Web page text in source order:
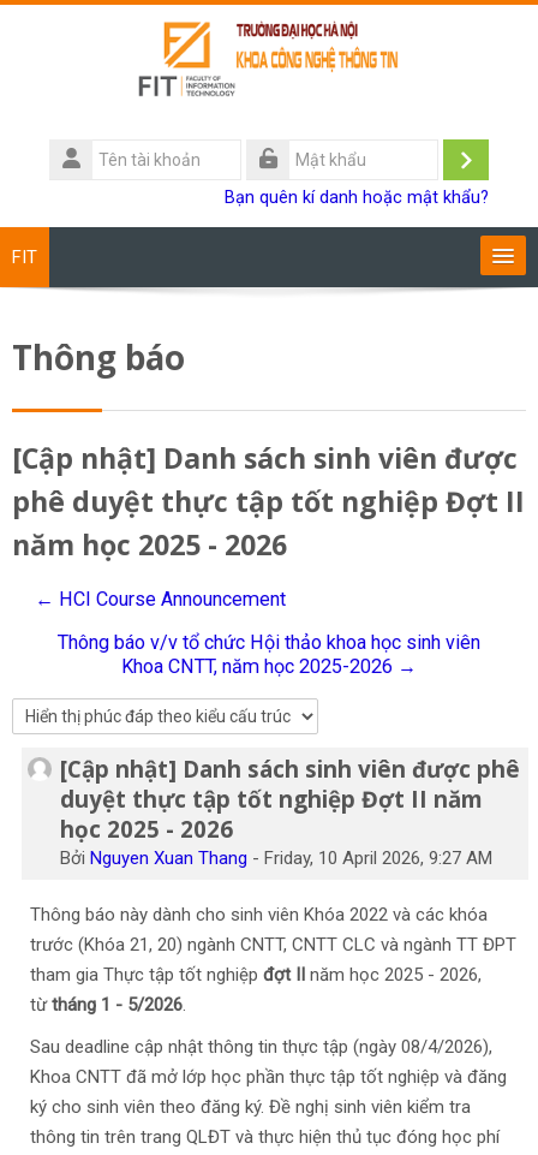
Tên
tài
Đăng
Bạn quên kí danh hoặc mật khẩu?
FIT
Giảng viên
Sinh viên
Research
Tìm
kiếm
khoá
Thông báo
[Cập nhật] Danh sách sinh viên được
phê duyệt thực tập tốt nghiệp Đợt II
năm học 2025 - 2026
← HCI Course Announcement
Thông báo v/v tổ chức Hội thảo khoa học sinh viên
Khoa CNTT, năm học 2025-2026 →
[Cập nhật] Danh sách sinh viên được phê
duyệt thực tập tốt nghiệp Đợt II năm
học 2025 - 2026
Bởi Nguyen Xuan Thang - Friday, 10 April 2026, 9:27 AM
Số lượng các câu trả lời: 0
Thông báo này dành cho sinh viên Khóa 2022 và các khóa
trước (Khóa 21, 20) ngành CNTT, CNTT CLC và ngành TT ĐPT
tham gia Thực tập tốt nghiệp đợt II năm học 2025 - 2026,
từtháng 1 - 5/2026.
Sau deadline cập nhật thông tin thực tập (ngày 08/4/2026),
Khoa CNTT đã mở lớp học phần thực tập tốt nghiệp và đăng
ký cho sinh viên theo đăng ký. Đề nghị sinh viên kiểm tra
thông tin trên trang QLĐT và thực hiện thủ tục đóng học phí